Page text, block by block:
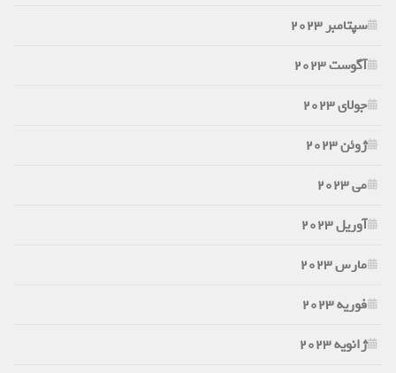
سپتامبر 2023
آگوست 2023
جولای 2023
ژوئن 2023
می 2023
آوریل 2023
مارس 2023
فوریه 2023
ژانویه 2023